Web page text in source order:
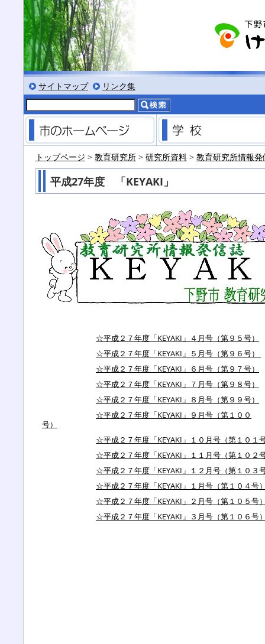
サイトマップ リンク集
イズにする
字を小さくする標準色表示にする
黒背景表示にする
低コントラスト表示にする
市のホームページ
トップページ > 教育研究所 > 研究所資料 > 教育研究所情報発
平成27年度 「KEYAKI」
☆平成２７年度「KEYAKI」４月号（第９５号）
☆平成２７年度「KEYAKI」５月号（第９６号）
☆平成２７年度「KEYAKI」６月号（第９７号）
☆平成２７年度「KEYAKI」７月号（第９８号）
☆平成２７年度「KEYAKI」８月号（第９９号）
☆平成２７年度「KEYAKI」９月号（第１００
号）
☆平成２７年度「KEYAKI」１０月号（第１０１
☆平成２７年度「KEYAKI」１１月号（第１０２
☆平成２７年度「KEYAKI」１２月号（第１０３
☆平成２７年度「KEYAKI」１月号（第１０４号
☆平成２７年度「KEYAKI」２月号（第１０５号
☆平成２７年度「KEYAKI」３月号（第１０６号